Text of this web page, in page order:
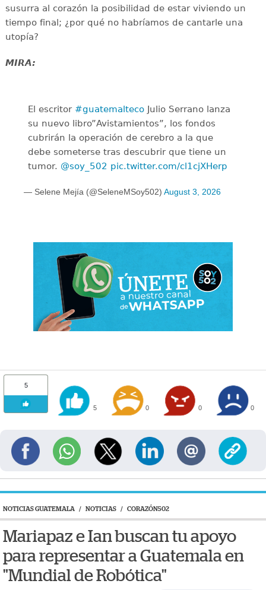
susurra al corazón la posibilidad de estar viviendo un
tiempo final; ¿por qué no habríamos de cantarle una
utopía?
MIRA:
El escritor #guatemalteco Julio Serrano lanza
su nuevo libro”Avistamientos”, los fondos
cubrirán la operación de cerebro a la que
debe someterse tras descubrir que tiene un
tumor. @soy_502 pic.twitter.com/cl1cjXHerp
— Selene Mejía (@SeleneMSoy502) August 3, 2026
5
5 0 0 0
NOTICIAS GUATEMALA / NOTICIAS / CORAZÓN502
Mariapaz e Ian buscan tu apoyo
para representar a Guatemala en
"Mundial de Robótica"